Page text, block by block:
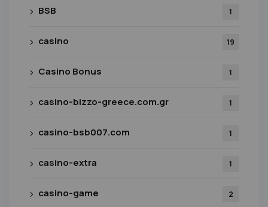
BSB 1
casino 19
Casino Bonus 1
casino-bizzo-greece.com.gr 1
casino-bsb007.com 1
casino-extra 1
casino-game 2